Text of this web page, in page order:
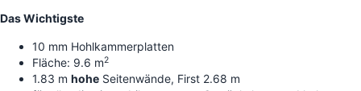
Das Wichtigste
10 mm Hohlkammerplatten
Fläche: 9.6 m2
1.83 m hohe Seitenwände, First 2.68 m